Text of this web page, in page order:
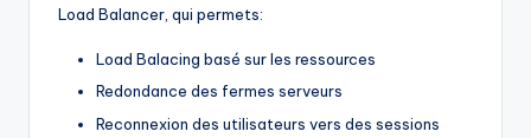
Load Balancer, qui permets:
Load Balacing basé sur les ressources
Redondance des fermes serveurs
Reconnexion des utilisateurs vers des sessions